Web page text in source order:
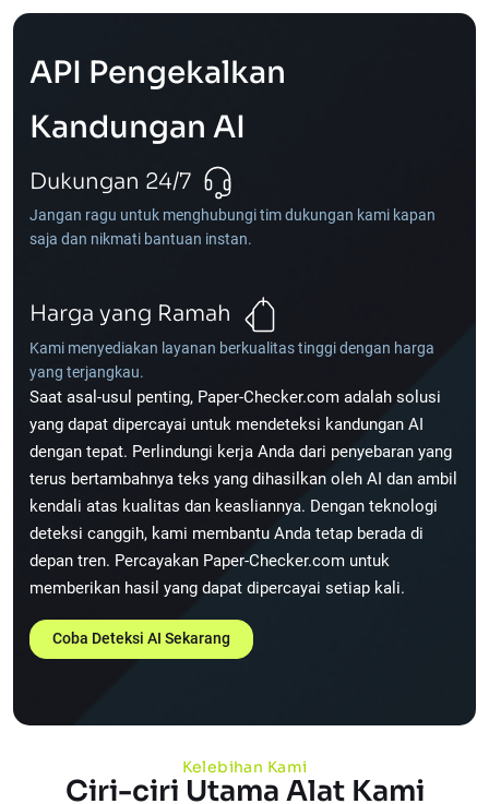
API Pengekalkan
Kandungan AI
Dukungan 24/7
Jangan ragu untuk menghubungi tim dukungan kami kapan
saja dan nikmati bantuan instan.
Harga yang Ramah
Kami menyediakan layanan berkualitas tinggi dengan harga
yang terjangkau.
Saat asal-usul penting, Paper-Checker.com adalah solusi
yang dapat dipercayai untuk mendeteksi kandungan AI
dengan tepat. Perlindungi kerja Anda dari penyebaran yang
terus bertambahnya teks yang dihasilkan oleh AI dan ambil
kendali atas kualitas dan keasliannya. Dengan teknologi
deteksi canggih, kami membantu Anda tetap berada di
depan tren. Percayakan Paper-Checker.com untuk
memberikan hasil yang dapat dipercayai setiap kali.
Coba Deteksi AI Sekarang
Kelebihan Kami
Ciri-ciri Utama Alat Kami